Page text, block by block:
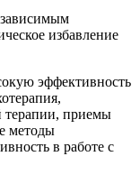
избавление
эффективность
терапии, приемы
методы
в работе с